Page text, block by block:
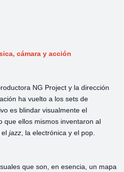
cámara y acción
NG Project y la dirección
ha vuelto a los sets de
es blindar visualmente el
que ellos mismos inventaron al
el jazz , la electrónica y el pop.
que son, en esencia, un mapa